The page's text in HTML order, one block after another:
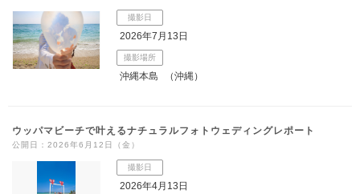
撮影日
2026年7月13日
撮影場所
沖縄本島 （沖縄）
ウッパマビーチで叶えるナチュラルフォトウェディングレポート
公開日：2026年6月12日（金）
撮影日
2026年4月13日